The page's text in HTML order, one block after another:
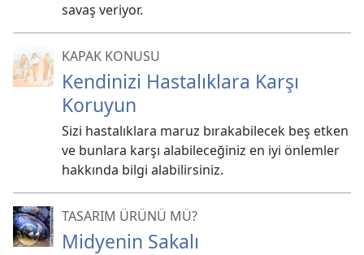
savaş veriyor.
KAPAK KONUSU
Kendinizi Hastalıklara Karşı
Koruyun
Sizi hastalıklara maruz bırakabilecek beş etken
ve bunlara karşı alabileceğiniz en iyi önlemler
hakkında bilgi alabilirsiniz.
TASARIM ÜRÜNÜ MÜ?
Midyenin Sakalı